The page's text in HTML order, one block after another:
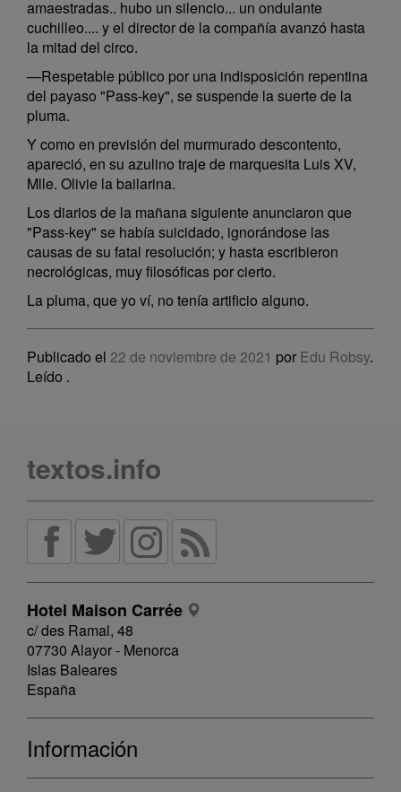
amaestradas.. hubo un silencio... un ondulante
cuchilleo.... y el director de la compañía avanzó hasta
la mitad del circo.
—Respetable público por una indisposición repentina
del payaso "Pass-key", se suspende la suerte de la
pluma.
Y como en previsión del murmurado descontento,
apareció, en su azulino traje de marquesita Luis XV,
Mlle. Olivie la bailarina.
Los diarios de la mañana siguiente anunciaron que
"Pass-key" se había suicidado, ignorándose las
causas de su fatal resolución; y hasta escribieron
necrológicas, muy filosóficas por cierto.
La pluma, que yo ví, no tenía artificio alguno.
Publicado el 22 de noviembre de 2021 por Edu Robsy.
Leído .
textos.info
Hotel Maison Carrée
c/ des Ramal, 48
07730 Alayor - Menorca
Islas Baleares
España
Información